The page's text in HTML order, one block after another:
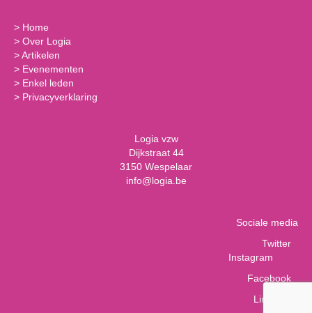
> Home
> Over Logia
>Artikelen
> Evenementen
> Enkel leden
> Privacyverklaring
Logia vzw
Dijkstraat 44
3150 Wespelaar
info@logia.be
Sociale media
Twitter
Instagram
Facebook
LinkedIn